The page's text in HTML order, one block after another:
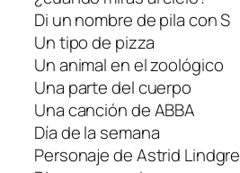
Di un nombre de pila con S
Un tipo de pizza
Un animal en el zoológico
Una parte del cuerpo
Una canción de ABBA
Día de la semana
Personaje de Astrid